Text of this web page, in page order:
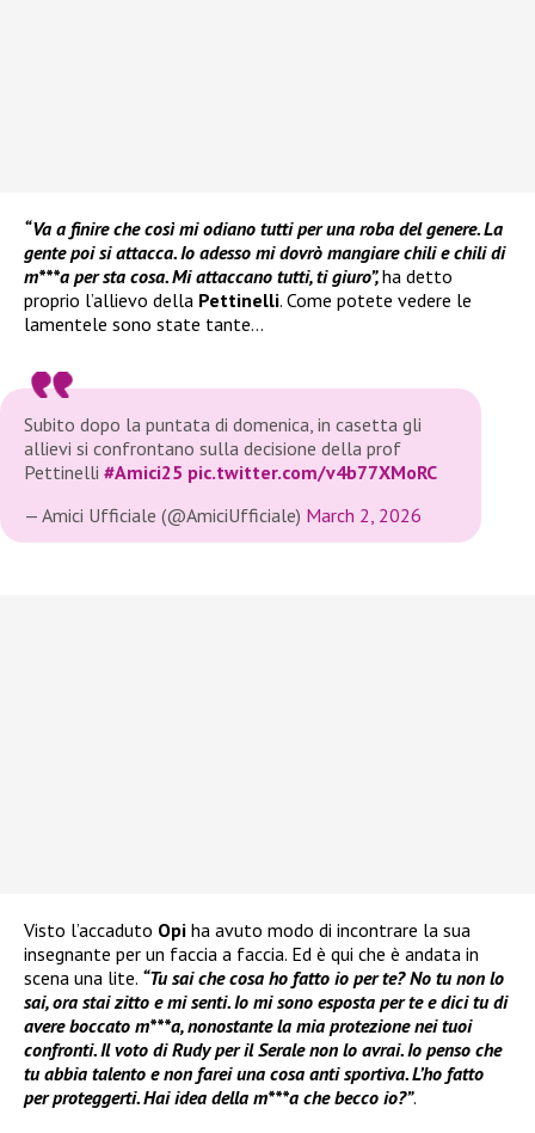
“Va a finire che così mi odiano tutti per una roba del genere. La
gente poi si attacca. Io adesso mi dovrò mangiare chili e chili di
m***a per sta cosa. Mi attaccano tutti, ti giuro”,ha detto
proprio l’allievo della Pettinelli. Come potete vedere le
lamentele sono state tante…
Subito dopo la puntata di domenica, in casetta gli
allievi si confrontano sulla decisione della prof
Pettinelli #Amici25 pic.twitter.com/v4b77XMoRC
— Amici Ufficiale (@AmiciUfficiale) March 2, 2026
Visto l’accaduto Opi ha avuto modo di incontrare la sua
insegnante per un faccia a faccia. Ed è qui che è andata in
scena una lite. “Tu sai che cosa ho fatto io per te? No tu non lo
sai, ora stai zitto e mi senti. Io mi sono esposta per te e dici tu di
avere boccato m***a, nonostante la mia protezione nei tuoi
confronti. Il voto di Rudy per il Serale non lo avrai. Io penso che
tu abbia talento e non farei una cosa anti sportiva. L’ho fatto
per proteggerti. Hai idea della m***a che becco io?”.